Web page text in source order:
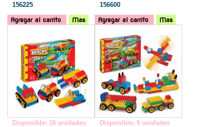
156225
Agregar al carrito Mas
156600
Agregar al carrito
Mas
Disponible: 16 unidades Disponible: 9 unidades